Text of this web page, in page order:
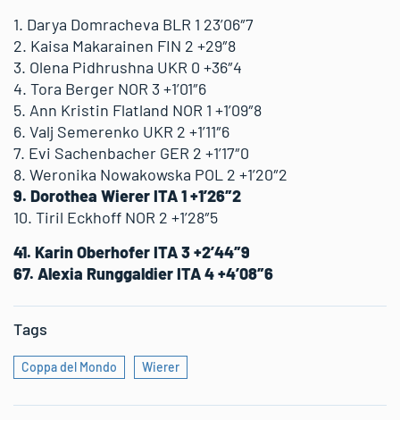
1. Darya Domracheva BLR 1 23’06″7
2. Kaisa Makarainen FIN 2 +29″8
3. Olena Pidhrushna UKR 0 +36″4
4. Tora Berger NOR 3 +1’01″6
5. Ann Kristin Flatland NOR 1 +1’09″8
6. Valj Semerenko UKR 2 +1’11″6
7. Evi Sachenbacher GER 2 +1’17″0
8. Weronika Nowakowska POL 2 +1’20″2
9. Dorothea Wierer ITA 1 +1’26″2
10. Tiril Eckhoff NOR 2 +1’28″5
41. Karin Oberhofer ITA 3 +2’44″9
67. Alexia Runggaldier ITA 4 +4’08″6
Tags
Coppa del Mondo Wierer